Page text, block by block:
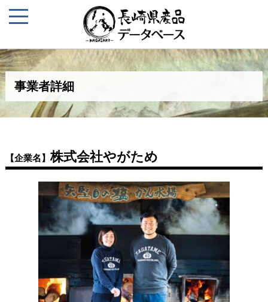
事業者詳細
【企業名】株式会社やがため